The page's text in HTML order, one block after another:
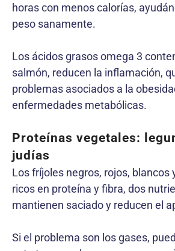
horas con menos calorías,
peso sanamente.
Los ácidos grasos omega 3
salmón, reducen la inflamación,
problemas asociados a la
enfermedades metabólicas.
Proteínas vegetales:
judías
Los fríjoles negros, rojos, blancos
ricos en proteína y fibra, dos
mantienen saciado y reducen el
Si el problema son los gases,